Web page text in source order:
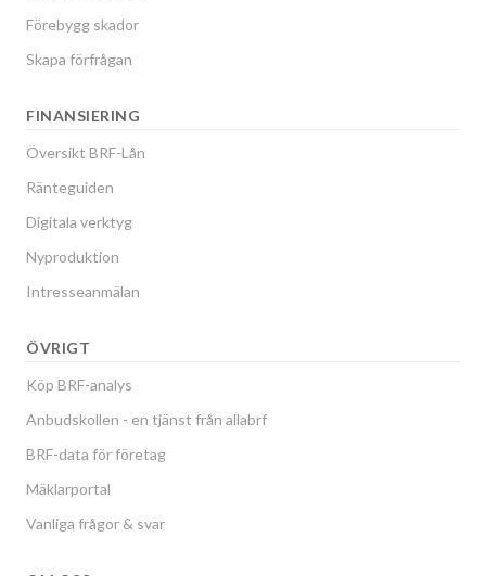
Förebygg skador
Skapa förfrågan
FINANSIERING
Översikt BRF-Lån
Ränteguiden
Digitala verktyg
Nyproduktion
Intresseanmälan
ÖVRIGT
Köp BRF-analys
Anbudskollen - en tjänst från allabrf
BRF-data för företag
Mäklarportal
Vanliga frågor & svar